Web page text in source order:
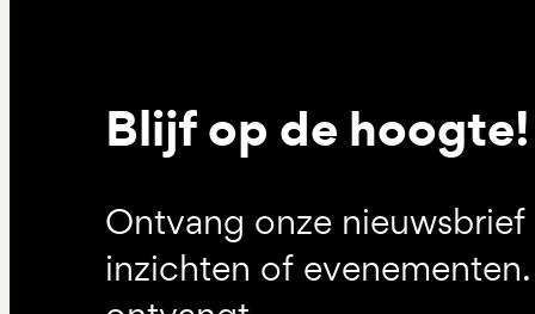
Blijf op de hoogte!
Ontvang onze
inzichten of